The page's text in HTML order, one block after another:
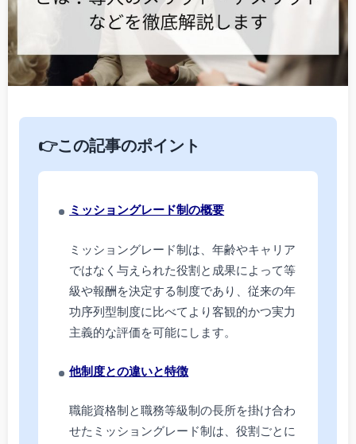
👉この記事のポイント
ミッショングレード制の概要
ミッショングレード制は、年齢やキャリア
ではなく与えられた役割と成果によって等
級や報酬を決定する制度であり、従来の年
功序列型制度に比べてより客観的かつ実力
主義的な評価を可能にします。
他制度との違いと特徴
職能資格制と職務等級制の長所を掛け合わ
せたミッショングレード制は、役割ごとに